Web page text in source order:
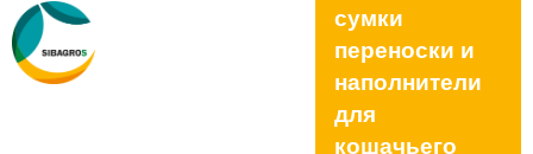
сумки
переноски и
наполнители
для
кошачьего